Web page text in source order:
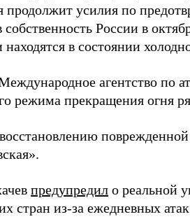
продолжит усилия по
России в
в состоянии
агентство по
режима прекращения огня
предупредил о реальной
стран из-за ежедневных